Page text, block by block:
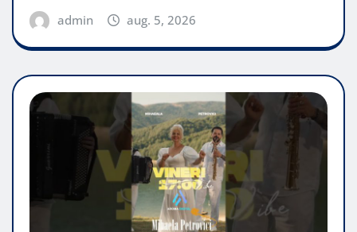
admin aug. 5, 2026